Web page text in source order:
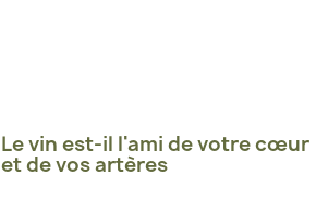
Le vin est-il l'ami de votre cœur
et de vos artères